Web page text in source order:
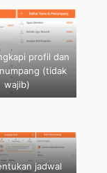
profil dan
(tidak
wajib)
jadwal